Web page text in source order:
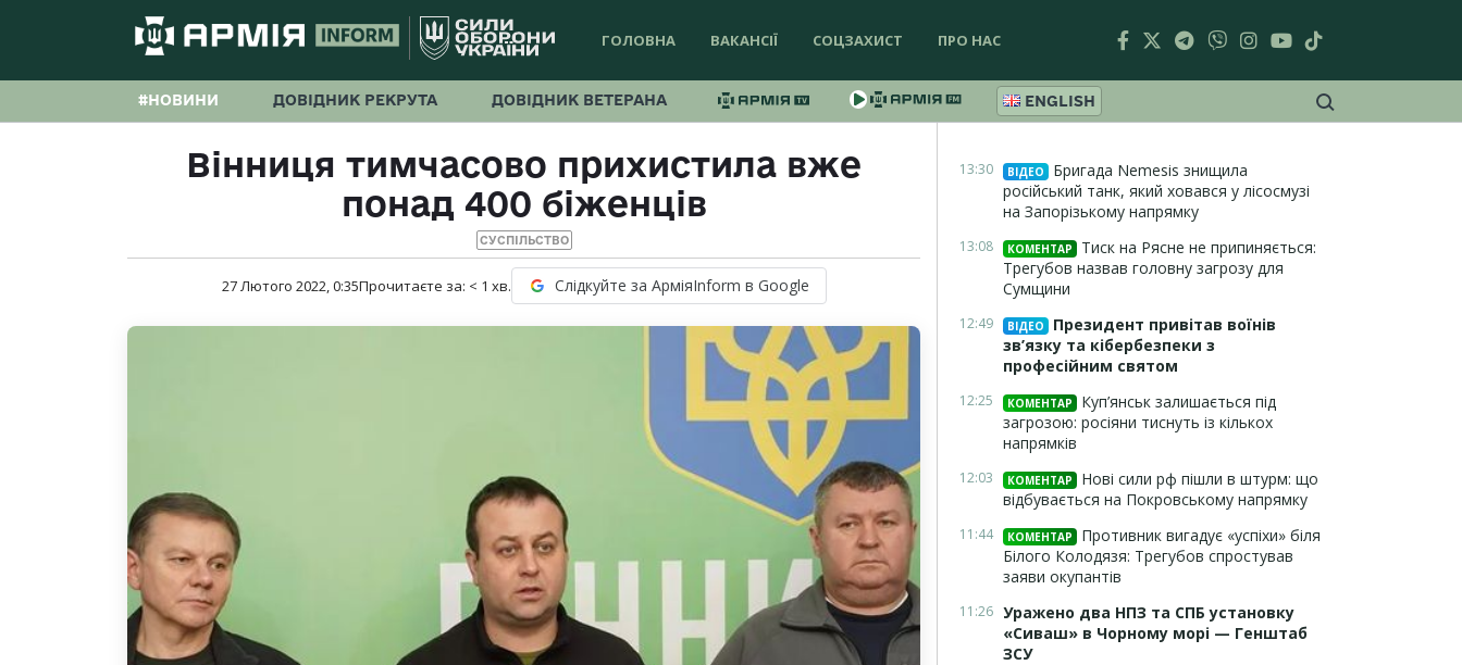
ГОЛОВНА ВАКАНСІЇ СОЦЗАХИСТ ПРО НАС
#НОВИНИ ДОВІДНИК РЕКРУТА ДОВІДНИК ВЕТЕРАНА ENGLISH
Вінниця тимчасово прихистила вже
понад 400 біженців
СУСПІЛЬСТВО
27 Лютого 2022, 0:35Прочитаєте за: < 1 хв. Слідкуйте за АрміяInform в Google
13:30 ВІДЕО
Бригада Nemesis знищила
російський танк, який ховався у лісосмузі
на Запорізькому напрямку
13:08 КОМЕНТАР
Тиск на Рясне не припиняється:
Трегубов назвав головну загрозу для
Сумщини
12:49 ВІДЕО
Президент привітав воїнів
зв’язку та кібербезпеки з
професійним святом
12:25 КОМЕНТАР
Куп’янськ залишається під
загрозою: росіяни тиснуть із кількох
напрямків
12:03 КОМЕНТАР
Нові сили рф пішли в штурм: що
відбувається на Покровському напрямку
11:44 КОМЕНТАР
Противник вигадує «успіхи» біля
Білого Колодязя: Трегубов спростував
заяви окупантів
11:26 Уражено два НПЗ та СПБ установку
«Сиваш» в Чорному морі — Генштаб
ЗСУ